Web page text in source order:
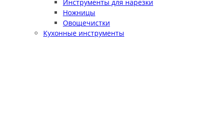
Инструменты для нарезки
Ножницы
Овощечистки
Кухонные инструменты